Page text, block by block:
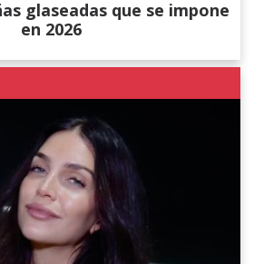
glaseadas que se impone
en 2026